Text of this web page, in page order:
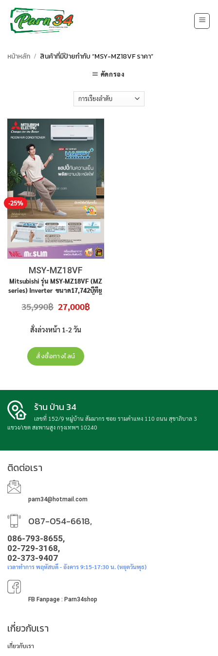
content
หน้าหลัก / สินค้าที่มีป้ายกำกับ “MSY-MZ18VF ราคา”
คัดกรอง
-25%
MSY-MZ18VF
Mitsubishi รุ่น MSY-MZ18VF (MZ
series) Inverter ขนาด17,742บีทียู
35,990฿ Original
price
35,990฿.
27,000฿Current
price
สั่งล่วงหน้า 1-2 วัน
สั่งซื้อทางไลน์
ร้าน ป่าน 34
เลขที่ 152/9 หมู่บ้าน สัมมากร ซอย รามคำแหง 110 ถนน สุขาภิบาล 3
แขวง/เขต สะพานสูง กรุงเทพฯ 10240
ติดต่อเรา
parn34@hotmail.com
087-054-6618,
086-793-8655,
02-729-3168,
02-373-9407
เวลาทำการ พฤหัสบดี - อังคาร 9:15-17:30 น. (หยุดวันพุธ)
FB Fanpage : Parn34shop
เกี่ยวกับเรา
เกี่ยวกับเรา